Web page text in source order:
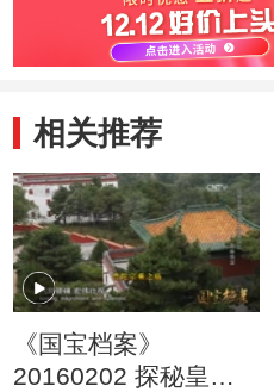
相关推荐
《国宝档案》
20160202 探秘皇家